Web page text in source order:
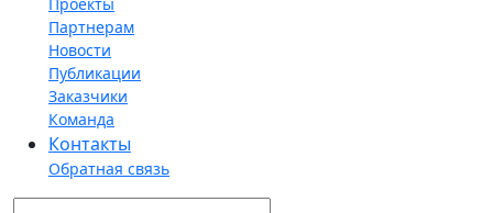
Партнерам
Новости
Публикации
Заказчики
Команда
Контакты
Обратная связь